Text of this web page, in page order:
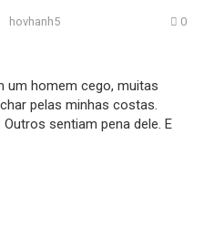
hovhanh5 0
um homem cego, muitas
pelas minhas costas.
sentiam pena dele. E